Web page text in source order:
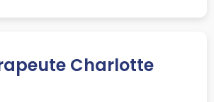
Charlotte